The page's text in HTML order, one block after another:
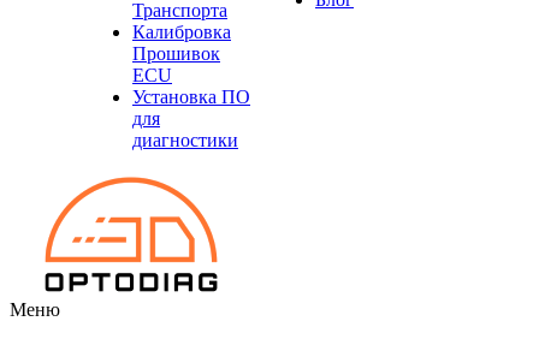
Транспорта
Калибровка
Прошивок
ECU
Установка ПО
для
диагностики
Меню